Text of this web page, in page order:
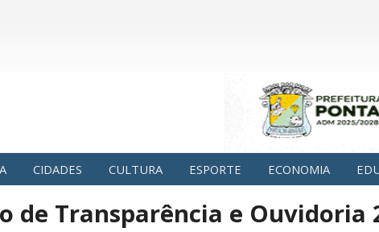
CIDADES CULTURA ESPORTE ECONOMIA
de Transparência e Ouvidoria